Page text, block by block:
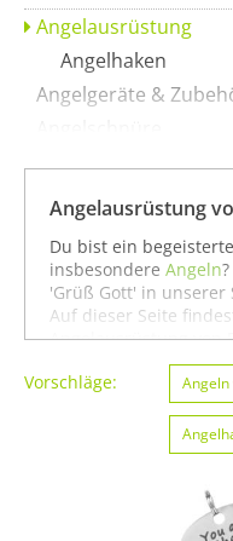
Angelausrüstung
Angelhaken
Angelgeräte &
Bissanzeiger
Fliegenfischen
Ruten
BELLIFFY
Geschlecht
Angelausrüstung
Du bist ein
insbesondere Angeln
'Grüß Gott' in unserer
Auf dieser Seite
Angelausrüstung von
Sortiment. Du
Rugby von BELLIFFY
Oder Du schaust
unserer Seite mit
oder unter
Dir weiter viel Spaß
Vorschläge: Angeln